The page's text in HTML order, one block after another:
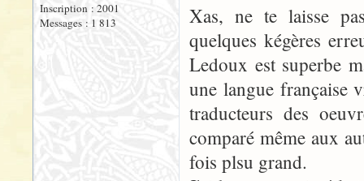
Inscription : 2001
Messages : 1 813
Xas, ne te laisse
quelques kégères
Ledoux est superbe
une langue française
traducteurs des
comparé même aux
fois plsu grand.